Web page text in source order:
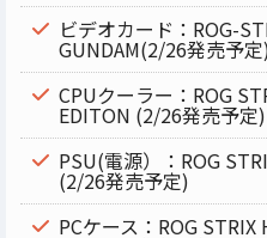
ビデオカード：ROG-
GUNDAM(2/26発売予
CPUクーラー：ROG
EDITON (2/26発売予定)
PSU(電源）：ROG
(2/26発売予定)
PCケース：ROG